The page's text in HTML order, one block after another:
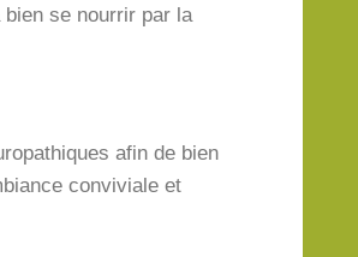
bien se nourrir par la
afin de bien
conviviale et